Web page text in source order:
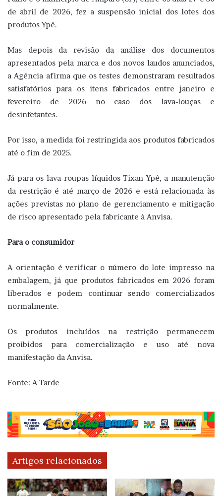
de abril de 2026, fez a suspensão inicial dos lotes dos
produtos Ypê.
Mas depois da revisão da análise dos documentos
apresentados pela marca e dos novos laudos anunciados,
a Agência afirma que os testes demonstraram resultados
satisfatórios para os itens fabricados entre janeiro e
fevereiro de 2026 no caso dos lava-louças e
desinfetantes.
Por isso, a medida foi restringida aos produtos fabricados
até o fim de 2025.
Já para os lava-roupas líquidos Tixan Ypê, a manutenção
da restrição é até março de 2026 e está relacionada às
ações previstas no plano de gerenciamento e mitigação
de risco apresentado pela fabricante à Anvisa.
Para o consumidor
A orientação é verificar o número do lote impresso na
embalagem, já que produtos fabricados em 2026 foram
liberados e podem continuar sendo comercializados
normalmente.
Os produtos incluídos na restrição permanecem
proibidos para comercialização e uso até nova
manifestação da Anvisa.
Fonte: A Tarde
Artigos relacionados